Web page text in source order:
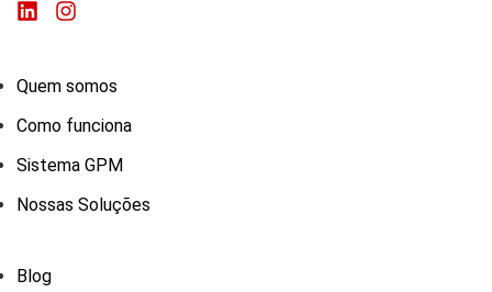
Quem somos
Como funciona
Sistema GPM
Nossas Soluções
Blog